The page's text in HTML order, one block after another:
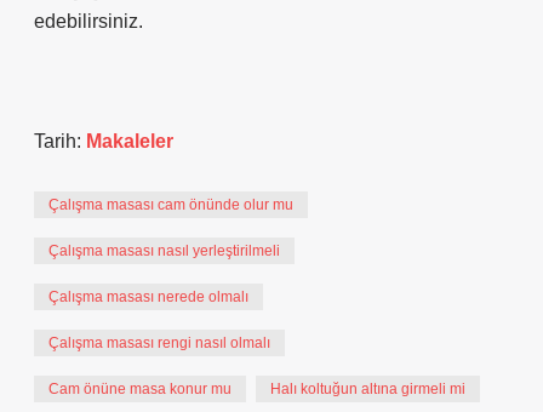
edebilirsiniz.
Tarih: Makaleler
Çalışma masası cam önünde olur mu
Çalışma masası nasıl yerleştirilmeli
Çalışma masası nerede olmalı
Çalışma masası rengi nasıl olmalı
Cam önüne masa konur mu Halı koltuğun altına girmeli mi